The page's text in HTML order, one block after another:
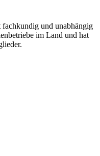
und unabhängig
im Land und hat